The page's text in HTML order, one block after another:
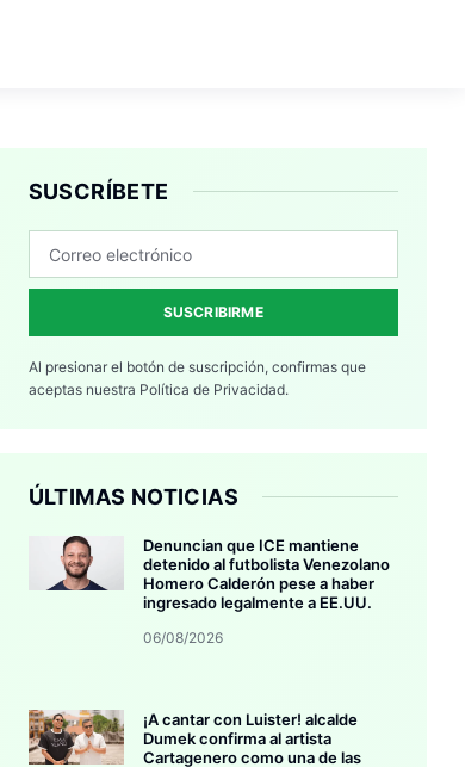
SUSCRÍBETE
SUSCRIBIRME
Al presionar el botón de suscripción, confirmas que
aceptas nuestra Política de Privacidad.
ÚLTIMAS NOTICIAS
Denuncian que ICE mantiene
detenido al futbolista Venezolano
Homero Calderón pese a haber
ingresado legalmente a EE.UU.
06/08/2026
¡A cantar con Luister! alcalde
Dumek confirma al artista
Cartagenero como una de las